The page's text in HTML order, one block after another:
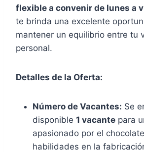
flexible a convenir de lunes a
te brinda una excelente
mantener un equilibrio entre tu
personal.
Detalles de la Oferta:
Número de Vacantes: Se
disponible 1 vacante para
apasionado por el
habilidades en la